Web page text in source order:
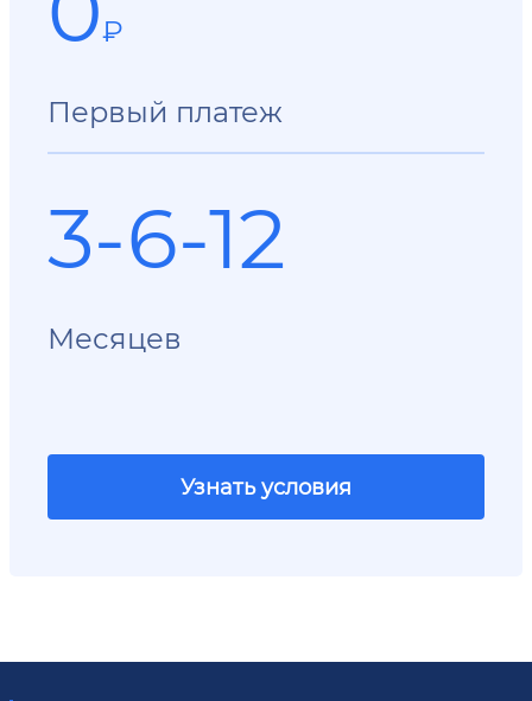
₽
Первый платеж
3-6-12
Месяцев
Узнать условия